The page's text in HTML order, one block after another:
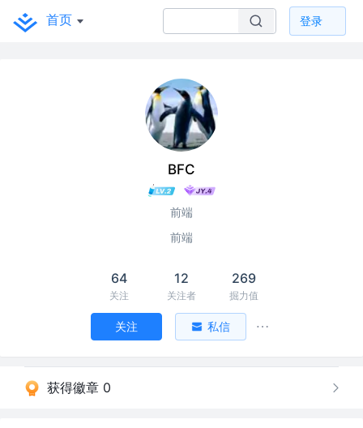
首页 登录
BFC
前端
前端
64
关注
12
关注者
269
掘力值
关注 私信
获得徽章 0